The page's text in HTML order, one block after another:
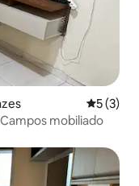
5 de
5 (3)
mobiliado